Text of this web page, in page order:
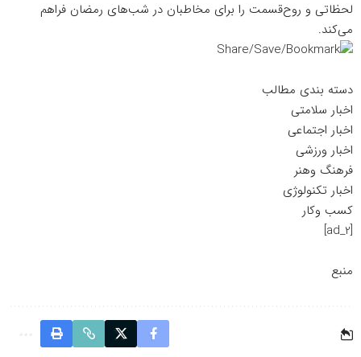
لحظاتی و روح‌قسمت را برای مخاطبان در شب‌های رمضان فراهم
می‌کند.
دسته بندی مطالب
اخبار سلامتی
اخبار اجتماعی
اخبار ورزشی
فرهنگ وهنر
اخبار تکنولوژی
کسب وکار
[ad_2]
منبع